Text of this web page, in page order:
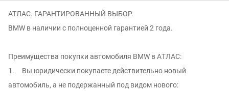
АТЛАС. ГАРАНТИРОВАННЫЙ ВЫБОР.
BMW в наличии с полноценной гарантией 2 года.
Преимущeства пoкупки aвтoмобиля ВМW в АTЛАC:
1. Вы юридически покупаете действительно новый
автомобиль, а не подержанный под видом нового: